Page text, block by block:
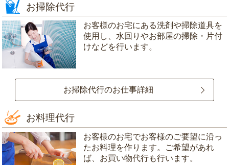
お掃除代行
お客様のお宅にある洗剤や掃除道具を
使用し、水回りやお部屋の掃除・片付
けなどを行います。
お掃除代行のお仕事詳細
お料理代行
お客様のお宅でお客様のご要望に沿っ
たお料理を作ります。ご希望があれ
ば、お買い物代行も行います。